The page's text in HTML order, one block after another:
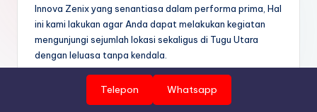
Innova Zenix yang senantiasa dalam performa prima, Hal
ini kami lakukan agar Anda dapat melakukan kegiatan
mengunjungi sejumlah lokasi sekaligus di Tugu Utara
dengan leluasa tanpa kendala.
2. Sewa Mobil Innova Reborn
Mingguan
Telepon Whatsapp